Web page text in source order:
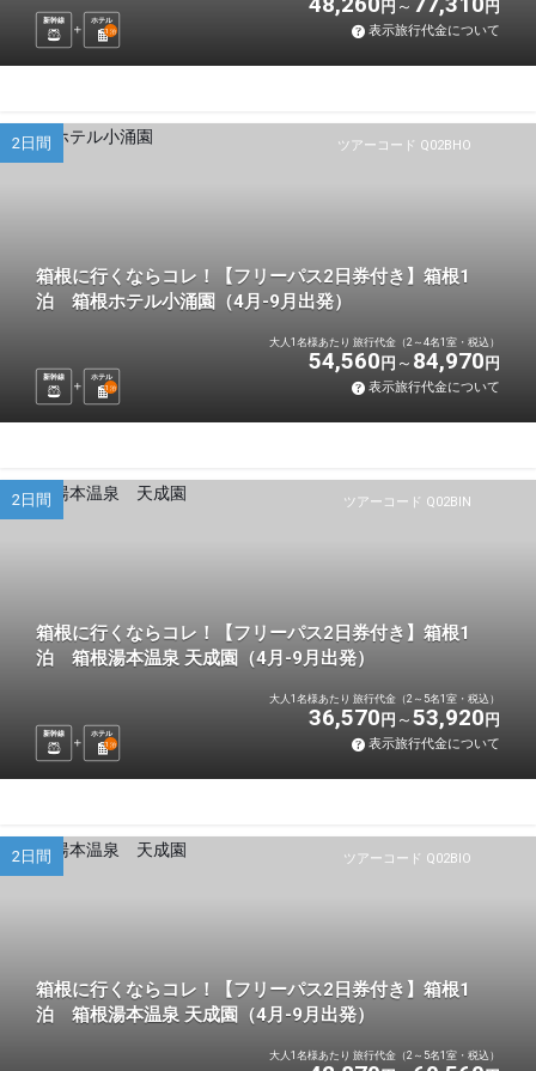
新幹線
ホテル
1 泊
円 円
表示旅行代金について
ツアーコード Q02BHO
2日間
箱根に行くならコレ！【フリーパス2日券付き】箱根1
泊 箱根ホテル小涌園（4月-9月出発）
新幹線
ホテル
1 泊
大人1名様あたり 旅行代金（2～4名1室・税込）
54,560 円 84,970 円
表示旅行代金について
ツアーコード Q02BIN
2日間
箱根に行くならコレ！【フリーパス2日券付き】箱根1
泊 箱根湯本温泉 天成園（4月-9月出発）
新幹線
ホテル
1 泊
大人1名様あたり 旅行代金（2～5名1室・税込）
36,570 円 53,920 円
表示旅行代金について
ツアーコード Q02BIO
2日間
箱根に行くならコレ！【フリーパス2日券付き】箱根1
泊 箱根湯本温泉 天成園（4月-9月出発）
大人1名様あたり 旅行代金（2～5名1室・税込）